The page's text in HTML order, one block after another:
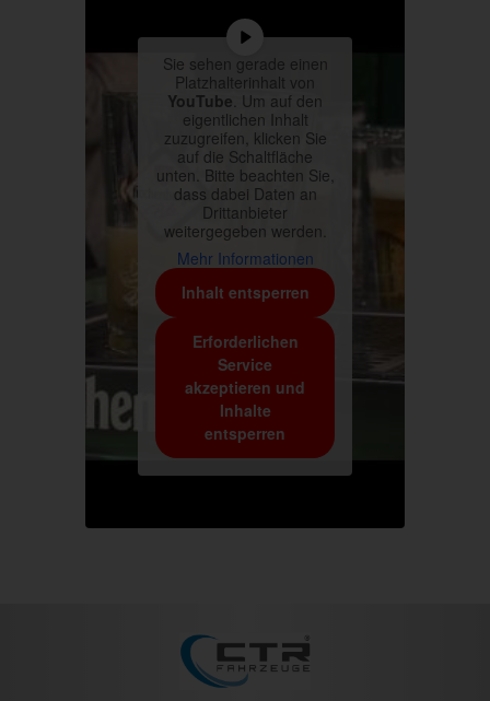
Sie sehen gerade einen
Platzhalterinhalt von
YouTube. Um auf den
eigentlichen Inhalt
zuzugreifen, klicken Sie
auf die Schaltfläche
unten. Bitte beachten Sie,
dass dabei Daten an
Drittanbieter
weitergegeben werden.
Mehr Informationen
Inhalt entsperren
Erforderlichen
Service
akzeptieren und
Inhalte
entsperren